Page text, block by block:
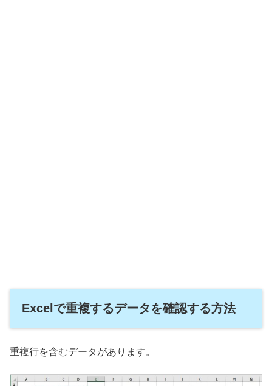
Excelで重複するデータを確認する方法
重複行を含むデータがあります。